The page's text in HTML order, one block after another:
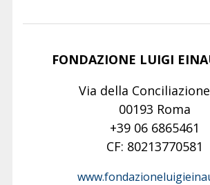
FONDAZIONE LUIGI
Via della
00193 Roma
+39 06 6865461
CF: 80213770581